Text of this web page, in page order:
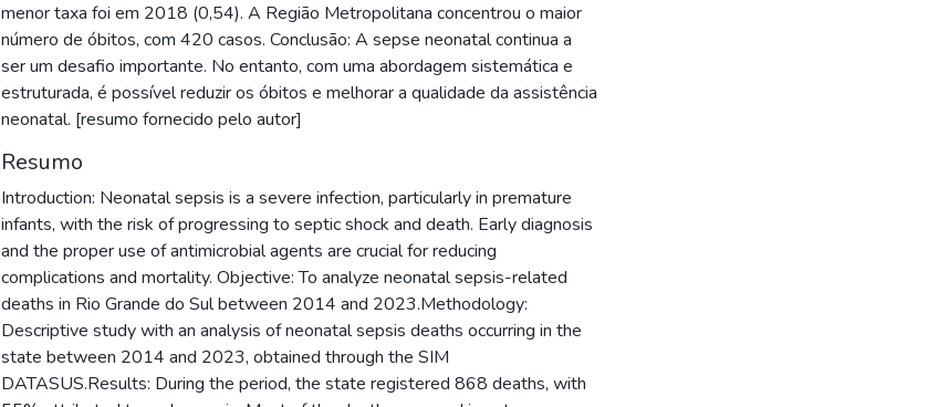
menor taxa foi em 2018 (0,54). A Região Metropolitana concentrou o maior
número de óbitos, com 420 casos. Conclusão: A sepse neonatal continua a
ser um desafio importante. No entanto, com uma abordagem sistemática e
estruturada, é possível reduzir os óbitos e melhorar a qualidade da assistência
neonatal. [resumo fornecido pelo autor]
Resumo
Introduction: Neonatal sepsis is a severe infection, particularly in premature
infants, with the risk of progressing to septic shock and death. Early diagnosis
and the proper use of antimicrobial agents are crucial for reducing
complications and mortality. Objective: To analyze neonatal sepsis-related
deaths in Rio Grande do Sul between 2014 and 2023.Methodology:
Descriptive study with an analysis of neonatal sepsis deaths occurring in the
state between 2014 and 2023, obtained through the SIM
DATASUS.Results: During the period, the state registered 868 deaths, with